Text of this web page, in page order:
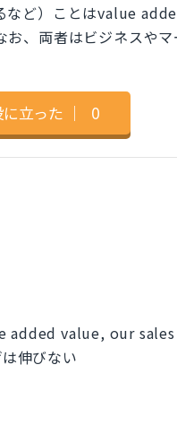
ど）ことはvalue
、両者はビジネスやマ
立った ｜ 0
added value, our
伸びない